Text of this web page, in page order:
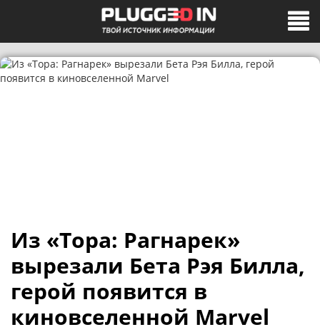
Из «Тора: Рагнарек»
вырезали Бета Рэя Билла,
герой появится в
киновселенной Marvel